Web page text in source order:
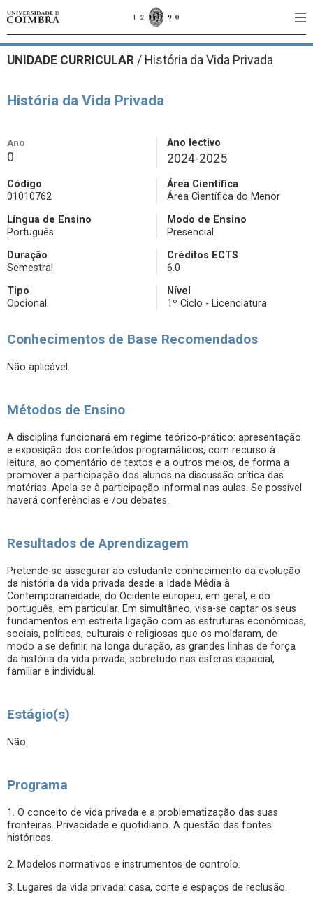
UNIDADE CURRICULAR / História da Vida Privada
História da Vida Privada
Ano
0
Ano lectivo
2024-2025
Código
01010762
Área Científica
Área Científica do Menor
Língua de Ensino
Português
Modo de Ensino
Presencial
Duração
Semestral
Créditos ECTS
6.0
Tipo
Opcional
Nível
1º Ciclo - Licenciatura
Conhecimentos de Base Recomendados
Não aplicável.
Métodos de Ensino
A disciplina funcionará em regime teórico-prático: apresentação
e exposição dos conteúdos programáticos, com recurso à
leitura, ao comentário de textos e a outros meios, de forma a
promover a participação dos alunos na discussão crítica das
matérias. Apela-se à participação informal nas aulas. Se possível
haverá conferências e /ou debates.
Resultados de Aprendizagem
Pretende-se assegurar ao estudante conhecimento da evolução
da história da vida privada desde a Idade Média à
Contemporaneidade, do Ocidente europeu, em geral, e do
português, em particular. Em simultâneo, visa-se captar os seus
fundamentos em estreita ligação com as estruturas económicas,
sociais, políticas, culturais e religiosas que os moldaram, de
modo a se definir, na longa duração, as grandes linhas de força
da história da vida privada, sobretudo nas esferas espacial,
familiar e individual.
Estágio(s)
Não
Programa
1. O conceito de vida privada e a problematização das suas
fronteiras. Privacidade e quotidiano. A questão das fontes
históricas.
2. Modelos normativos e instrumentos de controlo.
3. Lugares da vida privada: casa, corte e espaços de reclusão.